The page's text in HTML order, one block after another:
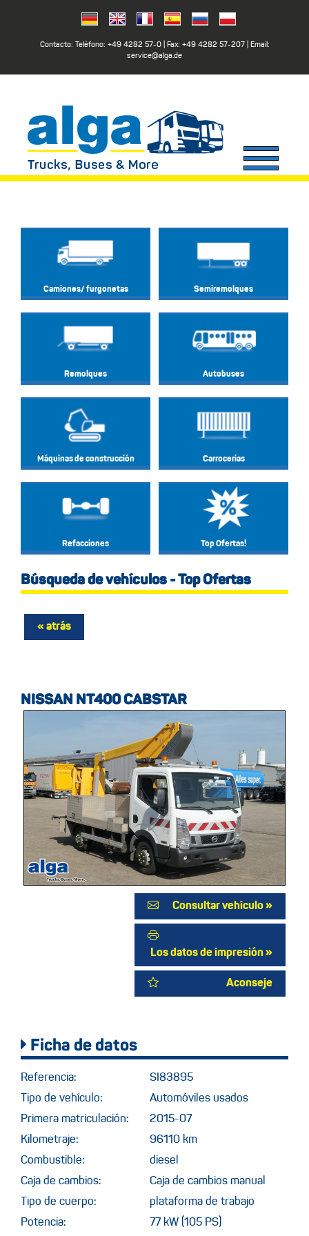
Contacto: Teléfono: +49 4282 57-0| Fax: +49 4282 57-207| Email:
service@alga.de
Camiones/ furgonetas Semiremolques
Remolques Autobuses
Máquinas de construcción Carrocerias
Refacciones Top Ofertas!
Búsqueda de vehículos - Top Ofertas
NISSAN NT400 CABSTAR
Consultar vehículo »
Los datos de impresión »
Aconseje
Ficha de datos
Referencia:
SI83895
Tipo de vehículo:
Automóviles usados
Primera matriculación:
2015-07
Kilometraje:
96110 km
Combustible:
diesel
Caja de cambios:
Caja de cambios manual
Tipo de cuerpo:
plataforma de trabajo
Potencia:
77 kW (105 PS)